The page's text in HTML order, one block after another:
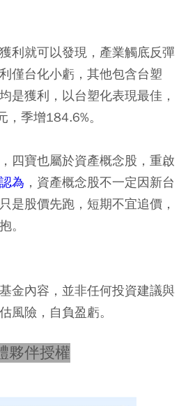
利就可以發現，產業觸底反彈
僅台化小虧，其他包含台塑
是獲利，以台塑化表現最佳，
季增184.6%。
四寶也屬於資產概念股，重啟
認為 ，資產概念股不一定因新台
是股價先跑，短期不宜追價，
。
金內容，並非任何投資建議與
風險，自負盈虧。
夥伴授權